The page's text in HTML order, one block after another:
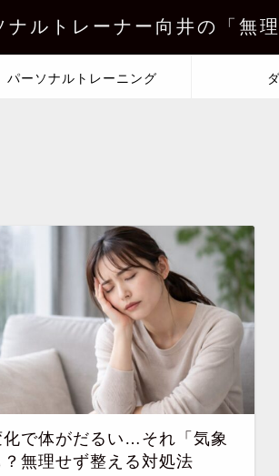
ナルトレーナー向井の「無
パーソナルトレーニング
化で体がだるい…それ「気象
無理せず整える対処法